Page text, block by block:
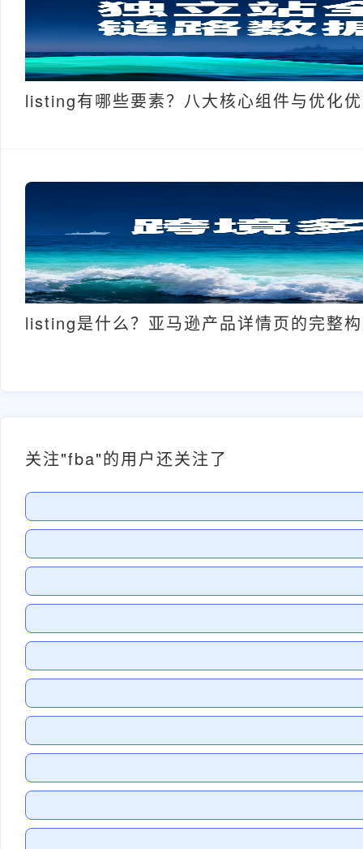
listing有哪些要素？八大核心组件与优化
listing是什么？亚马逊产品详情页的完整
关注"fba"的用户还关注了